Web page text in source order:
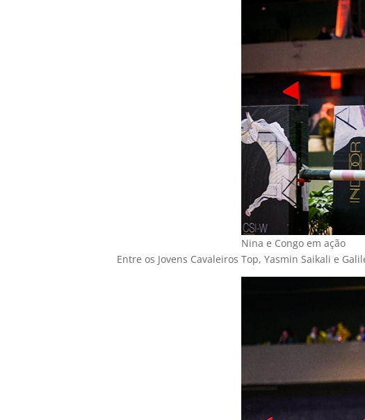
Nina e Congo em ação
Entre os Jovens Cavaleiros Top, Yasmin Saikali e